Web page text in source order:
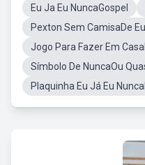
Eu Ja Eu NuncaGospel
Pexton Sem CamisaDe
Jogo Para Fazer Em
Símbolo De NuncaOu
Plaquinha Eu Já Eu